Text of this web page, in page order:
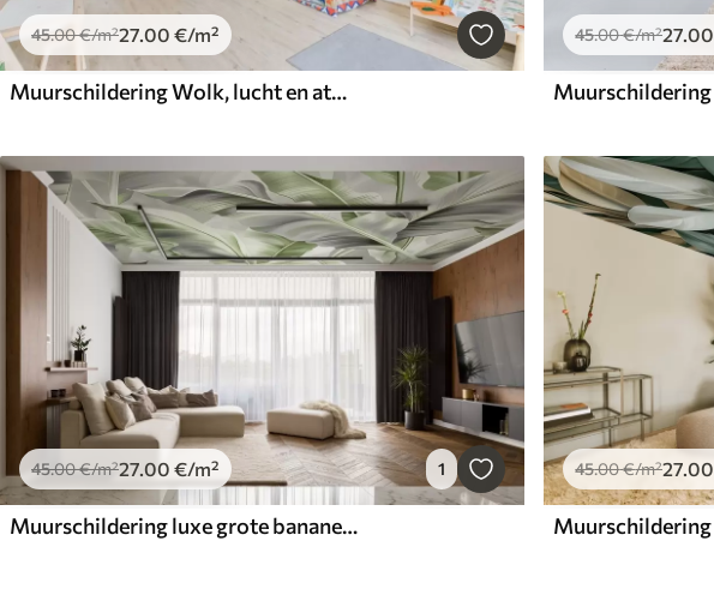
45.00€/m²27.00 €/m²
Muurschildering Wolk, lucht en atmosfeer
45.00€/m²27.00
45.00€/m²27.00 €/m² 1
Muurschildering luxe grote bananenbladeren in grijsgroene tinten
45.00€/m²27.00